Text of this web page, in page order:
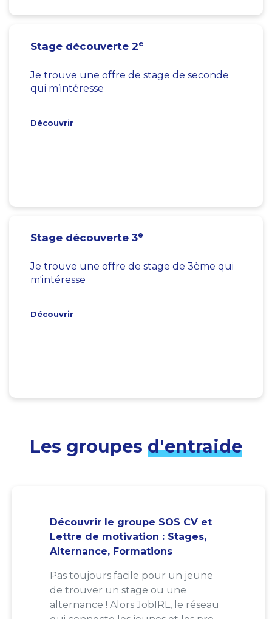
Stage découverte 2e
Je trouve une offre de stage de seconde
qui m’intéresse
Découvrir
Stage découverte 3e
Je trouve une offre de stage de 3ème qui
m'intéresse
Découvrir
Les groupes d'entraide
Découvrir le groupe SOS CV et
Lettre de motivation : Stages,
Alternance, Formations
Pas toujours facile pour un jeune
de trouver un stage ou une
alternance ! Alors JobIRL, le réseau